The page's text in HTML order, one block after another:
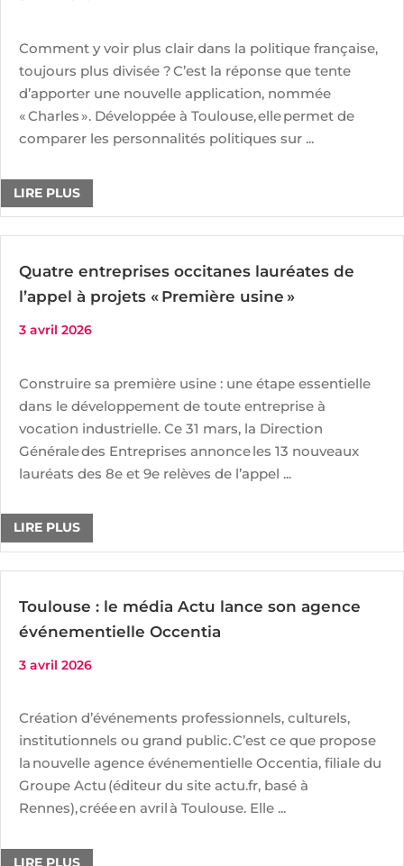
Comment y voir plus clair dans la politique française,
toujours plus divisée ? C’est la réponse que tente
d’apporter une nouvelle application, nommée
« Charles ». Développée à Toulouse, elle permet de
comparer les personnalités politiques sur ...
LIRE PLUS
Quatre entreprises occitanes lauréates de
l’appel à projets « Première usine »
3 avril 2026
Construire sa première usine : une étape essentielle
dans le développement de toute entreprise à
vocation industrielle. Ce 31 mars, la Direction
Générale des Entreprises annonce les 13 nouveaux
lauréats des 8e et 9e relèves de l’appel ...
LIRE PLUS
Toulouse : le média Actu lance son agence
événementielle Occentia
3 avril 2026
Création d’événements professionnels, culturels,
institutionnels ou grand public. C’est ce que propose
la nouvelle agence événementielle Occentia, filiale du
Groupe Actu (éditeur du site actu.fr, basé à
Rennes), créée en avril à Toulouse. Elle ...
LIRE PLUS